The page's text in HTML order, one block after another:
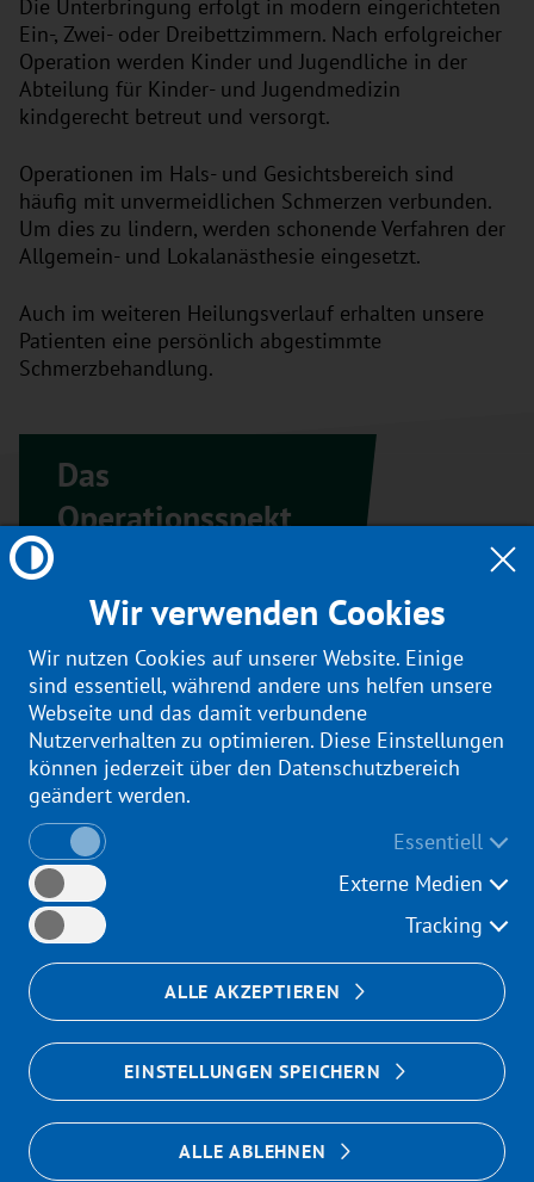
Die Unterbringung erfolgt in modern eingerichteten
Ein-, Zwei- oder Dreibettzimmern. Nach erfolgreicher
Operation werden Kinder und Jugendliche in der
Abteilung für Kinder- und Jugendmedizin
kindgerecht betreut und versorgt.
Operationen im Hals- und Gesichtsbereich sind
häufig mit unvermeidlichen Schmerzen verbunden.
Um dies zu lindern, werden schonende Verfahren der
Allgemein- und Lokalanästhesie eingesetzt.
Auch im weiteren Heilungsverlauf erhalten unsere
Patienten eine persönlich abgestimmte
Schmerzbehandlung.
Das
Operationsspekt
Eingriffe an den Mandeln und Rachenmandeln
(Tonsillectomie, Tonsillenteilresektion,
Adenotomie)
Eingriffe an der Nase: Nasenmuschel und
Nasenpolypenchirurgie
Reposition nach Nasenbeinfraktur,
Elektrokoagulation bei Nasenblutung
Septoplastik (Nasenscheidewand-OP)
Eingriffe am Ohr: Paracentese und
Paukendrainage, Myringoplastik nach
posttraumatischer Trommelfellruptur,
Fremdkörperentfernung und
Die Operationen können, je nach
Wir verwenden Cookies
Wir nutzen Cookies auf unserer Website. Einige
sind essentiell, während andere uns helfen unsere
Webseite und das damit verbundene
Nutzerverhalten zu optimieren. Diese Einstellungen
können jederzeit über den Datenschutzbereich
geändert werden.
Essentiell
Externe Medien
Tracking
ALLE AKZEPTIEREN
EINSTELLUNGEN SPEICHERN
ALLE ABLEHNEN